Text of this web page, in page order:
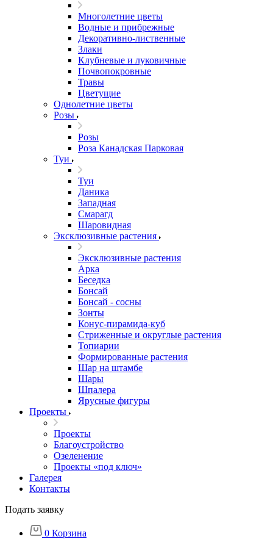
Многолетние цветы
Водные и прибрежные
Декоративно-лиственные
Злаки
Клубневые и луковичные
Почвопокровные
Травы
Цветущие
Однолетние цветы
Розы
Розы
Роза Канадская Парковая
Туи
Туи
Даника
Западная
Смарагд
Шаровидная
Эксклюзивные растения
Эксклюзивные растения
Арка
Беседка
Бонсай
Бонсай - сосны
Зонты
Конус-пирамида-куб
Стриженные и округлые растения
Топиарии
Формированные растения
Шар на штамбе
Шары
Шпалера
Ярусные фигуры
Проекты
Проекты
Благоустройство
Озеленение
Проекты «под ключ»
Галерея
Контакты
Подать заявку
0 Корзина